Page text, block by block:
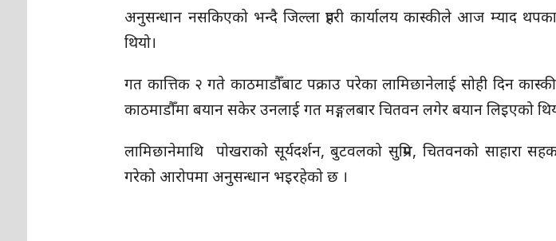
अनुसन्धान नसकिएको भन्दै जिल्ला प्रहरी कार्यालय कास्कीले आज म्याद
थियो।
गत कात्तिक २ गते काठमाडौँबाटपक्राउ परेका लामिछानेलाई सोही दिन
काठमाडौँमाबयान सकेर उनलाई गत मङ्गलबार चितवन लगेर बयान लिइएको
लामिछानेमाथि पोखराको सूर्यदर्शन, बुटवलको सुप्रिम, चितवनको साहारा
गरेको आरोपमा अनुसन्धान भइरहेको छ ।